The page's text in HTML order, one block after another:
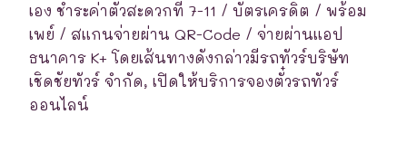
เอง ชำระค่าตั๋วสะดวกที่ 7-11 / บัตรเครดิต / พร้อม
เพย์ / สแกนจ่ายผ่าน QR-Code / จ่ายผ่านแอป
ธนาคาร K+ โดยเส้นทางดังกล่าวมีรถทัวร์บริษัท
เชิดชัยทัวร์ จำกัด, เปิดให้บริการจองตั๋วรถทัวร์
ออนไลน์